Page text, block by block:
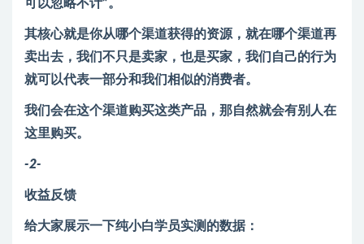
可以忽略不计”。
其核心就是你从哪个渠道获得的资源，就在哪个渠道再
卖出去，我们不只是卖家，也是买家，我们自己的行为
就可以代表一部分和我们相似的消费者。
我们会在这个渠道购买这类产品，那自然就会有别人在
这里购买。
-2-
收益反馈
给大家展示一下纯小白学员实测的数据：